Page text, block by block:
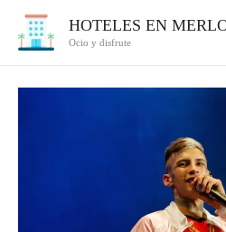
HOTELES EN
Ocio y disfrute